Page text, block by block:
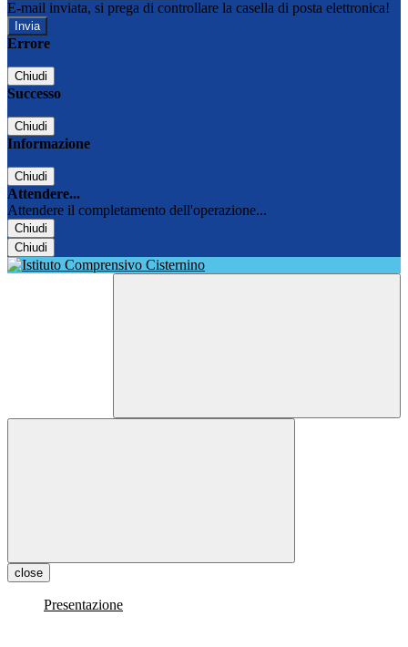
E-mail inviata, si prega di controllare la casella di posta elettronica!
Errore
Chiudi
Successo
Chiudi
Informazione
Chiudi
Attendere...
Attendere il completamento dell'operazione...
Chiudi
Chiudi
close
Presentazione